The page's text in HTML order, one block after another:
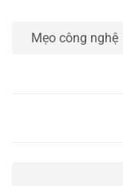
Mẹo công nghệ